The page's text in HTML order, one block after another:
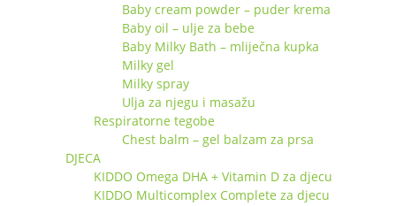
Baby cream powder – puder krema
Baby oil – ulje za bebe
Baby Milky Bath – mliječna kupka
Milky gel
Milky spray
Ulja za njegu i masažu
Respiratorne tegobe
Chest balm – gel balzam za prsa
DJECA
KIDDO Omega DHA + Vitamin D za djecu
KIDDO Multicomplex Complete za djecu